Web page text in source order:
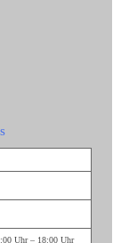
Uhr – 18:00 Uhr